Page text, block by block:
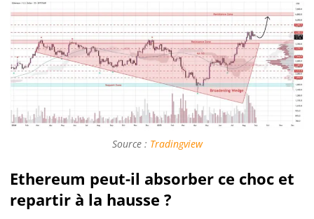
Source : Tradingview
Ethereum peut-il absorber ce choc et
repartir à la hausse ?